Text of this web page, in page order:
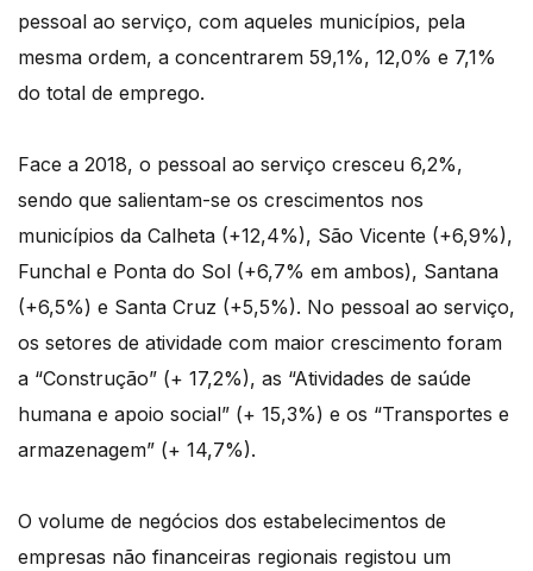
pessoal ao serviço, com aqueles municípios, pela
mesma ordem, a concentrarem 59,1%, 12,0% e 7,1%
do total de emprego.
Face a 2018, o pessoal ao serviço cresceu 6,2%,
sendo que salientam-se os crescimentos nos
municípios da Calheta (+12,4%), São Vicente (+6,9%),
Funchal e Ponta do Sol (+6,7% em ambos), Santana
(+6,5%) e Santa Cruz (+5,5%). No pessoal ao serviço,
os setores de atividade com maior crescimento foram
a “Construção” (+ 17,2%), as “Atividades de saúde
humana e apoio social” (+ 15,3%) e os “Transportes e
armazenagem” (+ 14,7%).
O volume de negócios dos estabelecimentos de
empresas não financeiras regionais registou um